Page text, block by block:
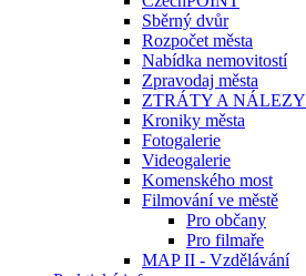
Sběrný dvůr
Rozpočet města
Nabídka nemovitostí
Zpravodaj města
ZTRÁTY A NÁLEZY
Kroniky města
Fotogalerie
Videogalerie
Komenského most
Filmování ve městě
Pro občany
Pro filmaře
MAP II - Vzdělávání